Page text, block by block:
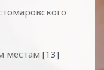
местам [13]